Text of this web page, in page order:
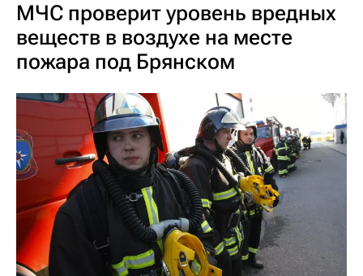
МЧС проверит уровень вредных
веществ в воздухе на месте
пожара под Брянском